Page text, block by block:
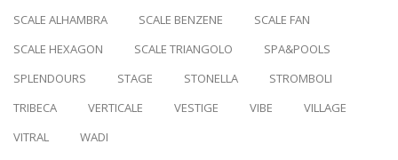
SCALE ALHAMBRA
SCALE BENZENE
SCALE FAN
SCALE HEXAGON
SCALE TRIANGOLO
SPA&POOLS
SPLENDOURS
STAGE STONELLA
STROMBOLI
TRIBECA
VERTICALE VESTIGE VIBE
VILLAGE
VITRAL
WADI